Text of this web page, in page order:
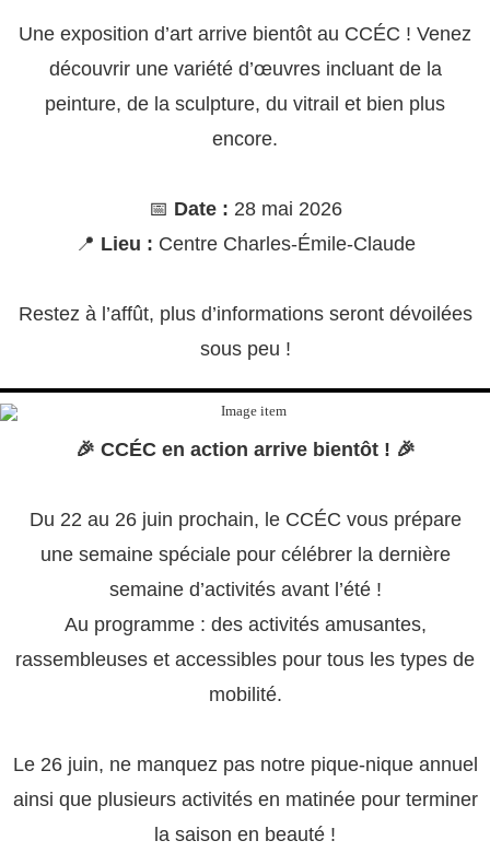
Une exposition d’art arrive bientôt au CCÉC ! Venez
découvrir une variété d’œuvres incluant de la
peinture, de la sculpture, du vitrail et bien plus
encore.
📅 Date : 28 mai 2026
📍 Lieu : Centre Charles-Émile-Claude
Restez à l’affût, plus d’informations seront dévoilées
sous peu !
🎉 CCÉC en action arrive bientôt ! 🎉
Du 22 au 26 juin prochain, le CCÉC vous prépare
une semaine spéciale pour célébrer la dernière
semaine d’activités avant l’été !
Au programme : des activités amusantes,
rassembleuses et accessibles pour tous les types de
mobilité.
Le 26 juin, ne manquez pas notre pique-nique annuel
ainsi que plusieurs activités en matinée pour terminer
la saison en beauté !